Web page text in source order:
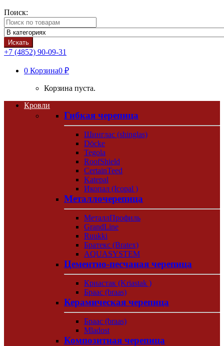
Поиск:
Искать
+7 (4852) 90-09-31
0 Корзина0 ₽
Корзина пуста.
Кровли
Гибкая черепица
Шинглас (shinglas)
Döcke
Tegola
RoofShield
CertainTeed
Katepal
Икопал (Icopal )
Металлочерепица
МеталлПрофиль
GrandLine
Ruukki
Братекс (Bratex)
AQUASYSTEM
Цементно-песчаная черепица
Криастак (Kriastak )
Браас (braas)
Керамическая черепица
Браас (braas)
Mladost
Композитная черепица